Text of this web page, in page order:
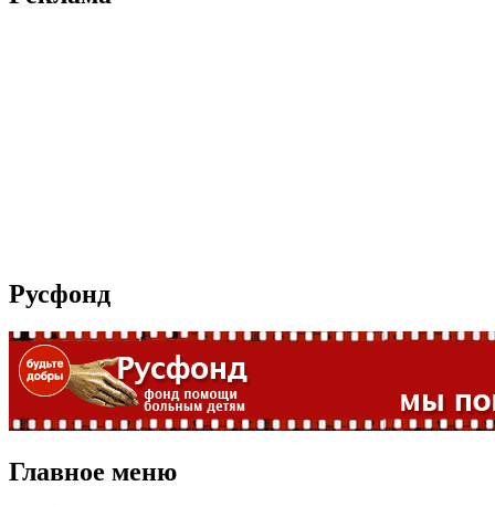
Русфонд
Главное меню